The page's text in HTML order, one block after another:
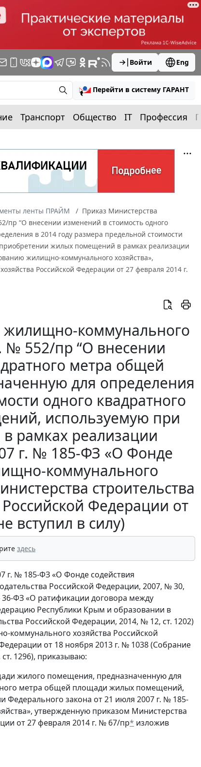
Войти Eng
Перейти в систему ГАРАНТ
Транспорт Общество IT Профессия
ленты ПРАЙМ
Приказ Министерства
пр “О внесении изменений в стоимость одного
в 2014 году размера предельной стоимости
жилых помещений в рамках реализации
жилищно-коммунального хозяйства»,
Российской Федерации от 27 февраля 2014 г.
жилищно-коммунального
№ 552/пр “О внесении
метра общей
для определения
одного квадратного
используемую при
рамках реализации
г. № 185-ФЗ «О Фонде
коммунального
строительства
Федерации от
вступил в силу)
здесь
г. № 185-ФЗ «О Фонде содействия
Российской Федерации, 2007, № 30,
36-ФЗ «О ратификации договора между
Республики Крым и образовании в
Российской Федерации, 2014, № 12, ст. 1202)
коммунального хозяйства Российской
от 18 ноября 2013 г. № 1038 (Собрание
1296), приказываю:
жилого помещения, предназначенную для
метра общей площади жилых помещений,
закона от 21 июля 2007 г. № 185-
утвержденную приказом Министерства
от 27 февраля 2014 г. № 67/пр* изложив